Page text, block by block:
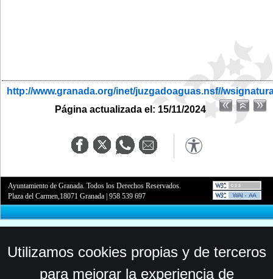
http://www.granada.org/inet/juzgadoaguas.nsf//
Página actualizada el: 15/11/2024
Ayuntamiento de Granada. Todos los Derechos Reservados.
Plaza del Carmen,18071 Granada |958 539 697
Utilizamos cookies propias y de terceros
para mejorar la experiencia de